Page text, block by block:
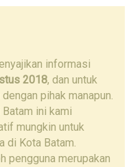
informasi
2018, dan untuk
pihak manapun.
ini kami
mungkin untuk
di Kota Batam.
pengguna merupakan